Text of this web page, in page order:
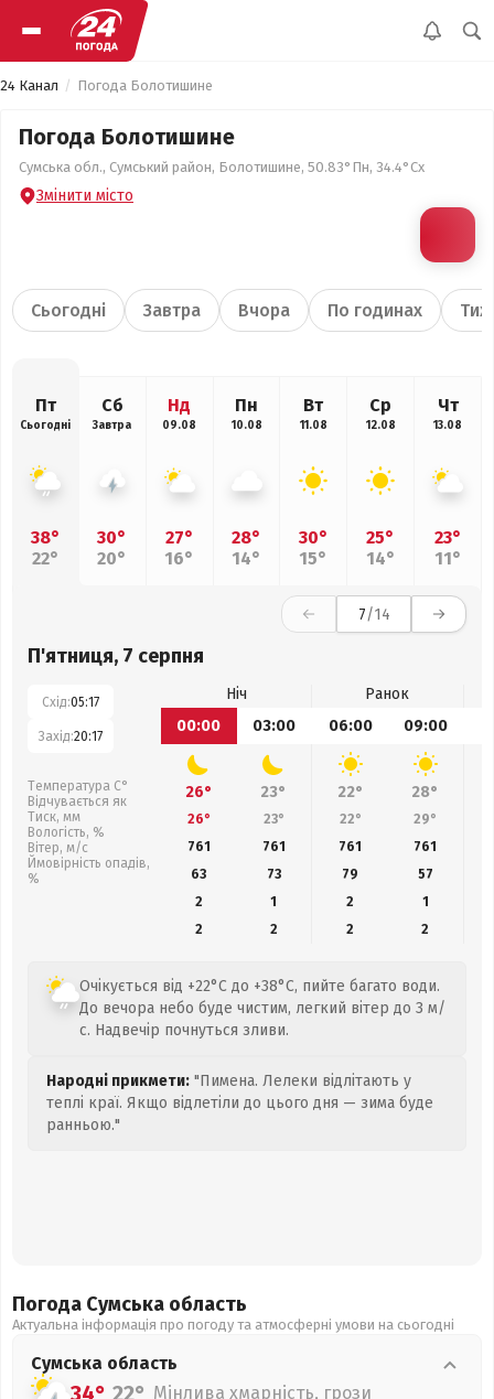
24 Канал Погода Болотишине
Погода Болотишине
Сумська обл., Сумський район, Болотишине, 50.83°Пн, 34.4°Сх
Змінити місто
Сьогодні Завтра Вчора По годинах
Пт
Сьогодні
38°
22°
Сб
Завтра
30°
20°
Нд
09.08
27°
16°
Пн
10.08
28°
14°
Вт
11.08
30°
15°
Ср
12.08
25°
14°
Чт
13.08
23°
11°
7/14
П'ятниця, 7 серпня
Схід:05:17
Захід:20:17
Температура С°
Відчувається як
Тиск, мм
Вологість, %
Вітер, м/с
Ймовірність опадів,
%
Ніч
Ранок
00:00
03:00 06:00 09:00
26° 23° 22° 28°
26° 23° 22° 29°
761
761 761 761
63
73 79
57
2
1 2
1
2
2 2 2
Очікується від +22°C до +38°C, пийте багато води.
До вечора небо буде чистим, легкий вітер до 3 м/
с. Надвечір почнуться зливи.
Народні прикмети: "Пимена. Лелеки відлітають у
теплі краї. Якщо відлетіли до цього дня — зима буде
ранньою."
Погода Сумська область
Актуальна інформація про погоду та атмосферні умови на сьогодні
Сумська область
34° 22° Мінлива хмарність, грози